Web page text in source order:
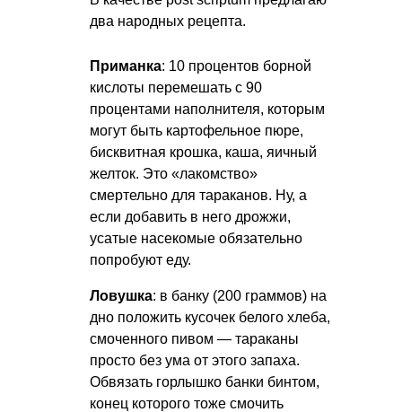
два народных рецепта.
Приманка: 10 процентов борной
кислоты перемешать с 90
процентами наполнителя, которым
могут быть картофельное пюре,
бисквитная крошка, каша, яичный
желток. Это «лакомство»
смертельно для тараканов. Ну, а
если добавить в него дрожжи,
усатые насекомые обязательно
попробуют еду.
Ловушка: в банку (200 граммов) на
дно положить кусочек белого хлеба,
смоченного пивом — тараканы
просто без ума от этого запаха.
Обвязать горлышко банки бинтом,
конец которого тоже смочить